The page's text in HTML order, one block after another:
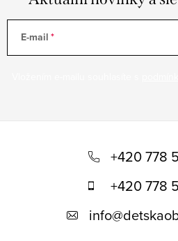
E-mail
+420 778
+420 778
info@